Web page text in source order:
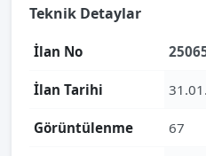
Teknik Detaylar
İlan No
İlan Tarihi
Görüntülenme 67